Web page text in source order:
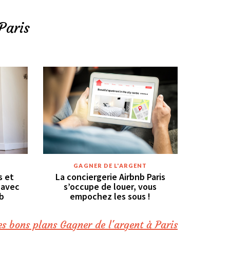
et
GAGNER DE L'ARGENT
La conciergerie Airbnb Paris
s’occupe de louer, vous
empochez les sous !
bons plans Gagner de l'argent à Paris